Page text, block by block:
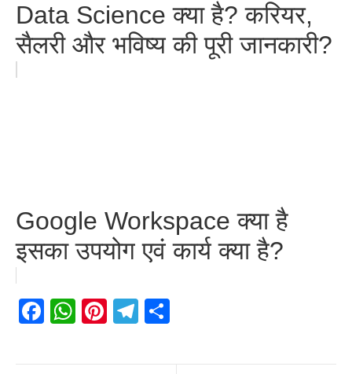
Data Science क्या है? करियर,
सैलरी और भविष्य की पूरी जानकारी?
Google Workspace क्या है
इसका उपयोग एवं कार्य क्या है?
Facebook
WhatsApp
Pinterest
Telegram